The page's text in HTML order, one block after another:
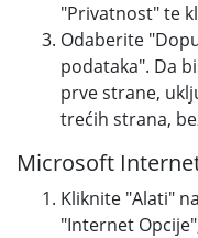
"Privatnost" te
Odaberite
podataka". Da
prve strane,
trećih strana,
Microsoft
Kliknite "Alati"
"Internet